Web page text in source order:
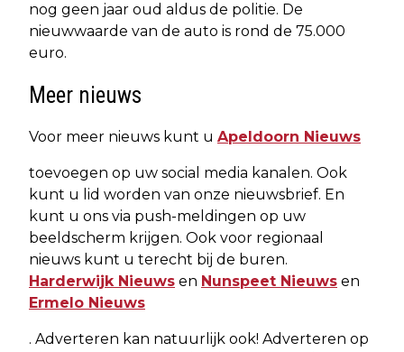
nog geen jaar oud aldus de politie. De
nieuwwaarde van de auto is rond de 75.000
euro.
Meer nieuws
Voor meer nieuws kunt u Apeldoorn Nieuws
toevoegen op uw social media kanalen. Ook
kunt u lid worden van onze nieuwsbrief. En
kunt u ons via push-meldingen op uw
beeldscherm krijgen. Ook voor regionaal
nieuws kunt u terecht bij de buren.
Harderwijk Nieuws en Nunspeet Nieuws en
Ermelo Nieuws
. Adverteren kan natuurlijk ook! Adverteren op